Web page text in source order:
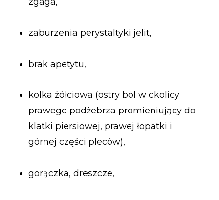
zaburzenia perystaltyki jelit,
brak apetytu,
kolka żółciowa (ostry ból w okolicy
prawego podżebrza promieniujący do
klatki piersiowej, prawej łopatki i
górnej części pleców),
gorączka, dreszcze,